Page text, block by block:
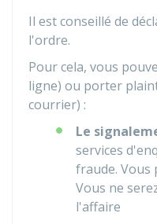
Il est conseillé de
l'ordre.
Pour cela, vous
ligne) ou porter
courrier) :
Le
services
fraude. Vous
Vous ne
l'affaire